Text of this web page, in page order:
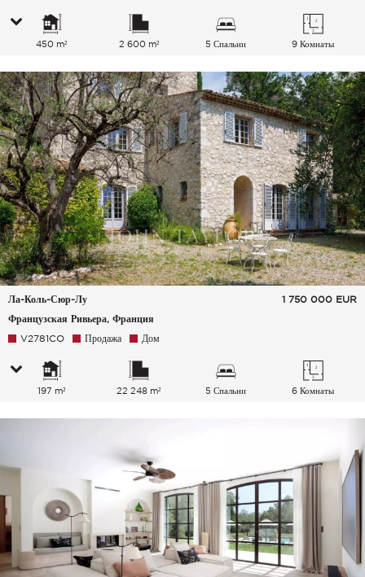
450 m² 2 600 m² 5 Спальни 9 Комнаты
Ла-Коль-Сюр-Лу
Французская Ривьера, Франция
1 750 000 EUR
V2781CO Продажа Дом
197 m² 22 248 m² 5 Спальни 6 Комнаты